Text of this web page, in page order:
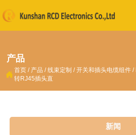
产品
 首页 / 产品 /线束定制 /开关和插头电缆组件 /
转RJ45插头直
新闻